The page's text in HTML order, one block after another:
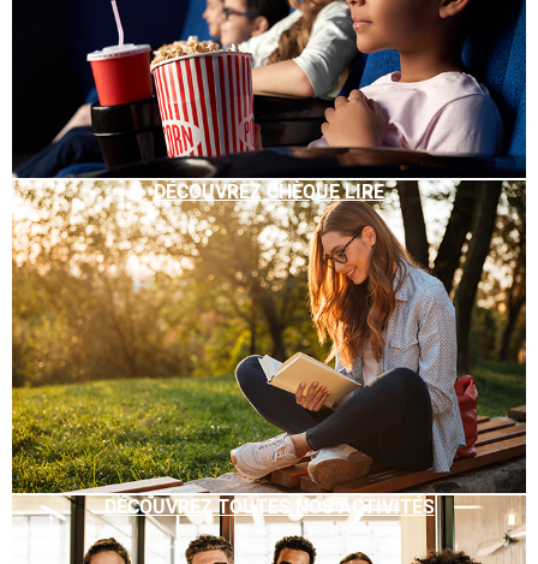
DÉCOUVREZ CHÈQUE LIRE
DÉCOUVREZ TOUTES NOS ACTIVITÉS